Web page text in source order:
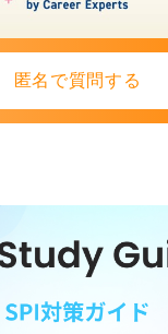
匿名で質問する